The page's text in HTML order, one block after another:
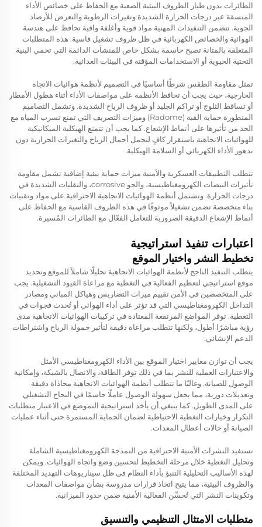
الطائرات بدون طيار الظروف البيئية الصعبة مع الحفاظ على خصائص الأداء
المتسقة عبر درجات الحرارة الشديدة وتغيرات الرطوبة والتعرض للأرصاد
الجوية. تتضمن التنفيذات المهنية مواد قوية وأغلفة واقية تحافظ على هندسة
الهوائية والخصائص الكهربائية في ظل ظروف تشغيل قاسية. هذه المتطلبات
المتعلقة بالمتانة تصبح حاسمة بشكل خاص للمنشآت الدائمة التي تحمي البنية
التحتية الحيوية أو الاستخدامات المؤقتة في البيئات العدائية.
تمثل مقاومة الطقس شرطًا أساسيًا في التصميم لأنظمة هوائيات الاتجاه
الخارجية، حيث يجب أن تحافظ الأنظمة على مواصفات الأداء أثناء هطول الأمطار
أو تساقط الثلوج أو تراكم الجليد أو ظروف الرياح الشديدة. وتشمل التصاميم
المتطورة حماية القبة (Radome) وميزات التصريف التي تمنع تسرب المياه مع
الحد من تأثيرها على أنماط الإشعاع. كما يجب أن تتمتع الهيكلية الميكانيكية
للهوائيات الاتجاهية باستقرار كافٍ لتحمل أحمال الرياح والتغيرات الحرارية دون
تدهور الأداء الكهربائي أو السلامة الهيكلية.
تتطلب التطبيقات العسكرية والأمنية ميزات حماية بيئية إضافية تشمل مقاومة
تأثيرات النبضات الكهرومغناطيسية، والجو corrosive، والتقلبات الشديدة في
درجات الحرارة. وتشتمل أنظمة الهوائيات الاتجاهية الاحترافية على مواد وتقنيات
بناء متخصصة تضمن تشغيلاً موثوقًا في هذه الظروف القاسية مع الحفاظ على
أنماط الإشعاع الدقيقة الضرورية للتعامل الفعّال مع الطائرات المُسيرة.
اعتبارات تنفيذ استراتيجية
تخطيط النشر واختيار الموقع
يتطلب التنفيذ الناجح لأنظمة الهوائيات الاتجاهية تحليلًا شاملاً للموقع وتحديد
موقع استراتيجي لتعظيم الفعالية في التغطية مع مراعاة القيود التشغيلية. يجب
على المتخصصين في الأمن تقييم ميزات التضاريس وهياكل المباني ومصادر
التداخل الكهرومغناطيسي التي قد تؤثر على أداء الهوائي أو تُحدث فجوات في
التغطية. توفر المواضع المرتفعة المعتادة في تركيبات الهوائيات الاتجاهية مدى
رؤية مباشرًا أطول، ولكنها تتطلب مراعاة دقيقة لتأثير حمولة الرياح واشتراطات
الدعم الإنشائي.
يجب أن توازن معايير اختيار الموقع بين الأداء الكهرومغناطيسي الأمثل
والاعتبارات العملية للنشر بما في ذلك توفر الطاقة، والاتصال بالشبكة، وإمكانية
الوصول للصيانة. وغالبًا ما تتطلب أنظمة الهوائيات الاتجاهية محاذاة دقيقة
وتعديلات دورية، مما يجعل سهولة الوصول عاملًا حاسمًا في النجاح التشغيلي
على المدى الطويل. كما ينبغي أن يأخذ استراتيجية التموضع في الاعتبار متطلبات
التكرار وخيارات التغطية الاحتياطية لضمان الحماية المستمرة حتى أثناء عمليات
الصيانة أو حالات أعطال المعدات.
تستفيد النشرات الأمنية الاحترافية من النمذجة الكهرومغناطيسية الشاملة
وتحليل التغطية خلال مرحلة التخطيط لتحسين وضع واتجاه الهوائيات. ويمكن
لهذه الأساليب التحليلية التنبؤ بأداء النظام في ظل سيناريوهات التهديد المختلفة
والظروف البيئية، مما يتيح اتخاذ قرارات مدروسة بشأن مواصفات المعدات
وتكوينات النشر التي تُحسِّن الفعالية الأمنية ضمن حدود الميزانية.
متطلبات الامتثال التنظيمي والتنسيق